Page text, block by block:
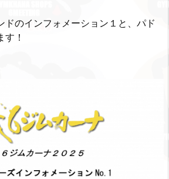
ドのインフォメーション１と、パド
！